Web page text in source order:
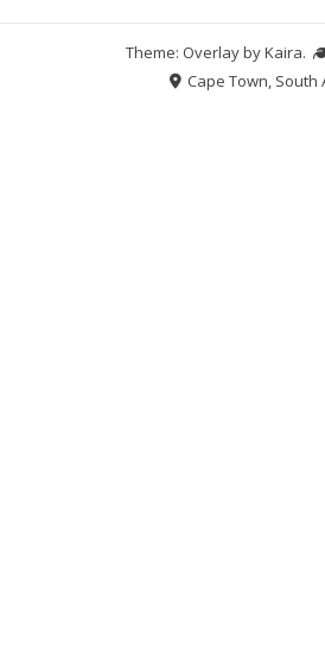
Theme: Overlay byKaira.
Cape Town, South